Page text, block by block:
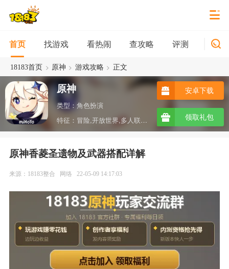
首页 找游戏 看热闹 查攻略 评测 新游
18183首页 > 原神 > 游戏攻略 > 正文
原神
类型：角色扮演
特征：冒险,开放世界,多人联机,沙盒,ARPG,taptap
安卓下载
领取礼包
原神香菱圣遗物及武器搭配详解
来源：18183整合 网络 22-05-09 14:17:03